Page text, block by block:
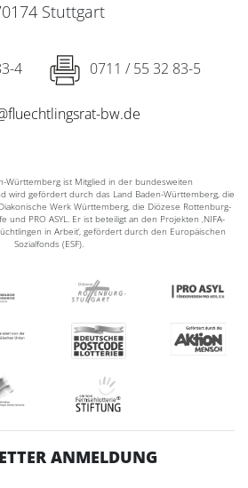
Stuttgart
4 0711 / 55 32 83-5
bw.de
Württemberg ist Mitglied in der bundesweiten
wird gefördert durch das Land Baden-Württemberg, die
Werk Württemberg, die Diözese Rottenburg-
und PRO ASYL. Er ist beteiligt an den Projekten ‚NIFA-
in Arbeit‘, gefördert durch den Europäischen
Sozialfonds (ESF).
ANMELDUNG